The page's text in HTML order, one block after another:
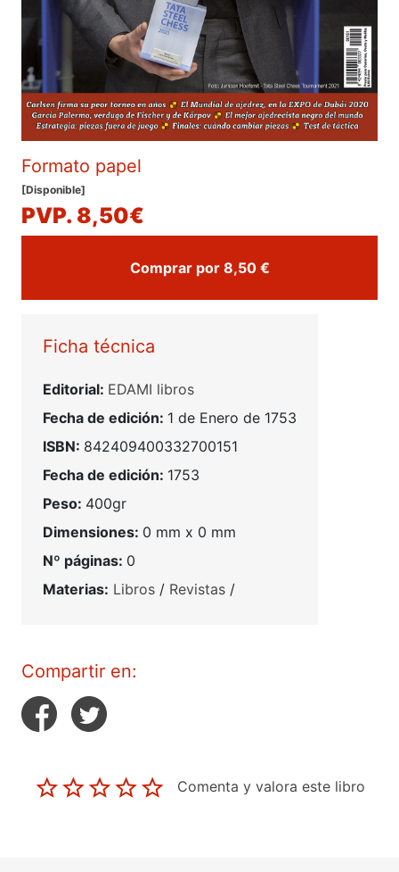
Formato papel
[Disponible]
PVP. 8,50€
Comprar por 8,50 €
Ficha técnica
Editorial: EDAMI libros
Fecha de edición: 1 de Enero de 1753
ISBN: 842409400332700151
Fecha de edición: 1753
Peso: 400gr
Dimensiones: 0 mm x 0 mm
Nº páginas: 0
Materias: Libros / Revistas /
Compartir en:
Comenta y valora este libro